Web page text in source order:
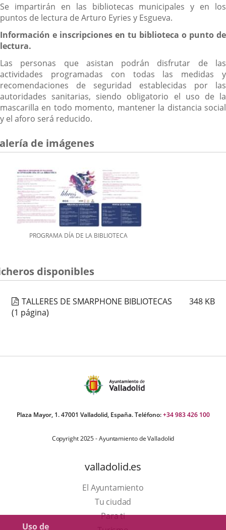
Uso de
Se impartirán en las bibliotecas municipales y en los
puntos de lectura de Arturo Eyries y Esgueva.
Información e inscripciones en tu biblioteca o punto de
lectura.
Las personas que asistan podrán disfrutar de las
actividades programadas con todas las medidas y
recomendaciones de seguridad establecidas por las
autoridades sanitarias, siendo obligatorio el uso de la
mascarilla en todo momento, mantener la distancia social
y el aforo será reducido.
de imágenes
PROGRAMA DÍA DE LA BIBLIOTECA
disponibles
TALLERES DE SMARPHONE BIBLIOTECAS 348 KB
(1 página)
Plaza Mayor, 1. 47001 Valladolid, España. Teléfono:+34 983 426 100
Copyright 2025 - Ayuntamiento de Valladolid
valladolid.es
El Ayuntamiento
Tu ciudad
Para ti